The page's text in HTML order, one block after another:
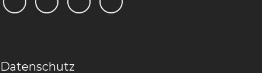
Datenschutz